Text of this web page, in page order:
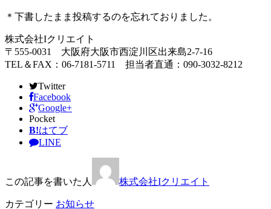
＊下書したまま投稿するのを忘れておりました。
株式会社Iクリエイト
〒555-0031 大阪府大阪市西淀川区出来島2-7-16
TEL＆FAX：06-7181-5711 担当者直通：090-3032-8212
Twitter
Facebook
Google+
Pocket
B!はてブ
LINE
この記事を書いた人 株式会社Iクリエイト
カテゴリー お知らせ